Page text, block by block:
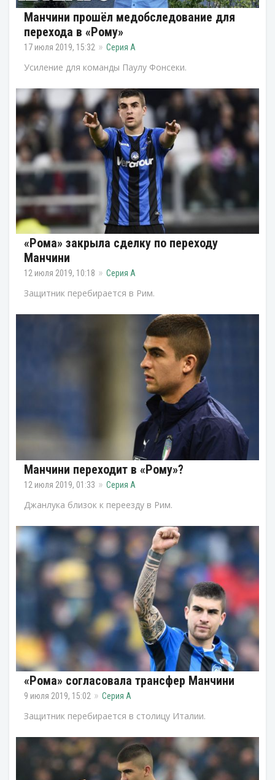
Манчини прошёл медобследование для
перехода в «Рому»
17 июля 2019, 15:32 Серия А
Усиление для команды Паулу Фонсеки.
«Рома» закрыла сделку по переходу
Манчини
12 июля 2019, 10:18 Серия А
Защитник перебирается в Рим.
Манчини переходит в «Рому»?
12 июля 2019, 01:33 Серия А
Джанлука близок к переезду в Рим.
«Рома» согласовала трансфер Манчини
9 июля 2019, 15:02 Серия А
Защитник перебирается в столицу Италии.